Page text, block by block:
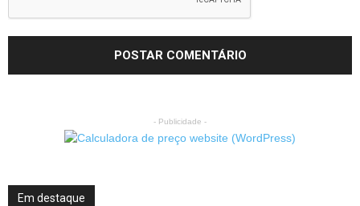
- Publicidade -
Em destaque